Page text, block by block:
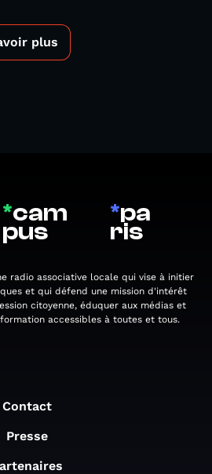
plus
*cam
pus
*pa
ris
radio associative locale qui vise à initier
et qui défend une mission d'intérêt
citoyenne, éduquer aux médias et
accessibles à toutes et tous.
Contact
Presse